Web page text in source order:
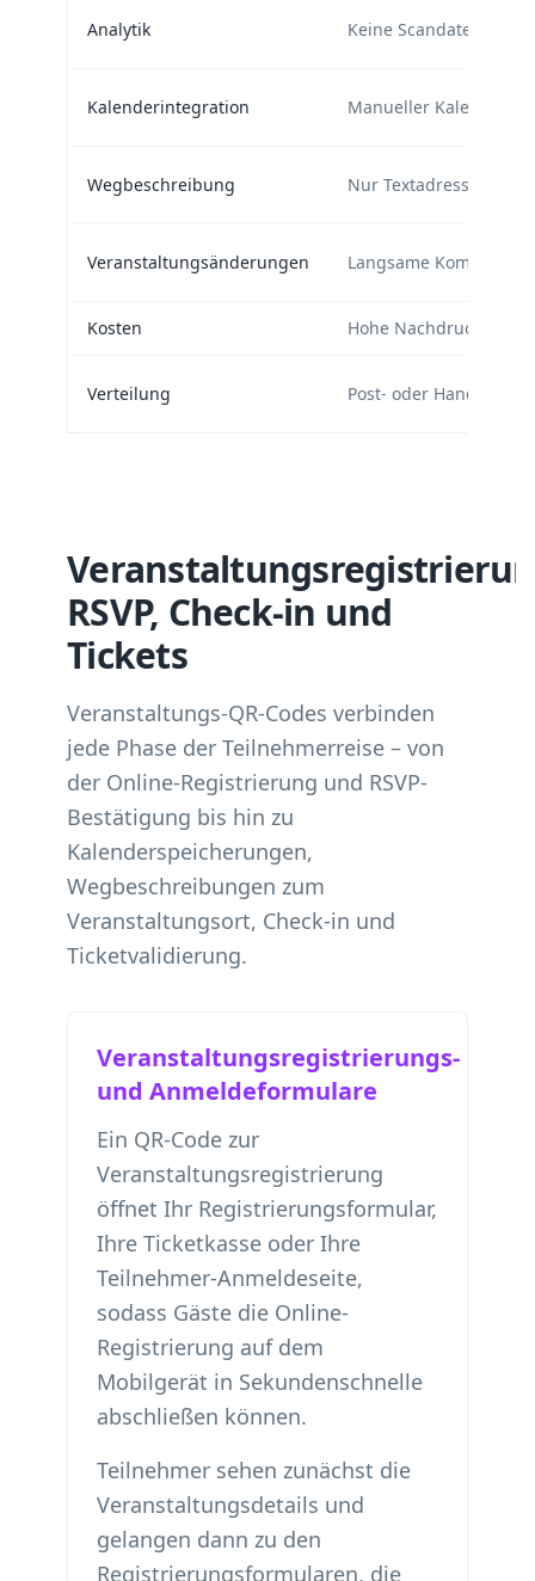
Analytik Keine Scandaten
Kalenderintegration Manueller
Wegbeschreibung Nur Textadresse
Veranstaltungsänderungen Langsame
Kosten Hohe Nachdruckkosten
Verteilung Post- oder
RSVP, Check-in und
Tickets
Veranstaltungs-QR-Codes verbinden
jede Phase der Teilnehmerreise – von
der Online-Registrierung und RSVP-
Bestätigung bis hin zu
Kalenderspeicherungen,
Wegbeschreibungen zum
Veranstaltungsort, Check-in und
Ticketvalidierung.
Veranstaltungsregistrierungs-
und Anmeldeformulare
Ein QR-Code zur
Veranstaltungsregistrierung
öffnet Ihr Registrierungsformular,
Ihre Ticketkasse oder Ihre
Teilnehmer-Anmeldeseite,
sodass Gäste die Online-
Registrierung auf dem
Mobilgerät in Sekundenschnelle
abschließen können.
Teilnehmer sehen zunächst die
Veranstaltungsdetails und
gelangen dann zu den
Registrierungsformularen, die